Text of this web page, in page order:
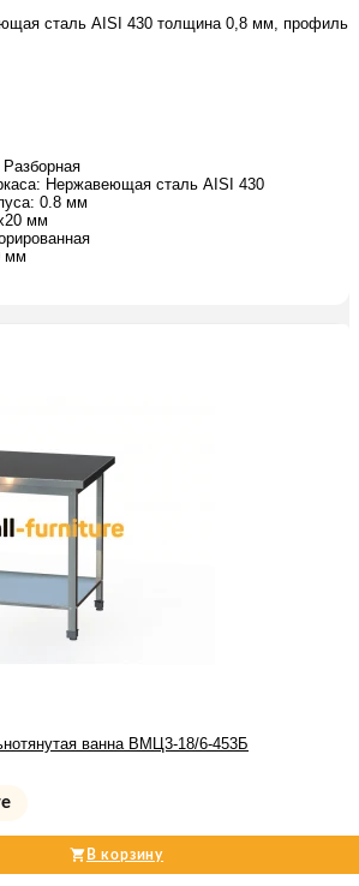
сталь AISI 430 толщина 0,8 мм, профиль
Разборная
Нержавеющая сталь AISI 430
0.8 мм
мм
мм
ванна ВМЦ3-18/6-453Б
В корзину